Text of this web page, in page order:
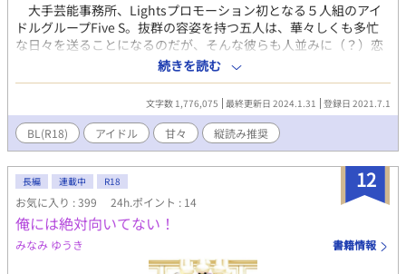
大手芸能事務所、Lightsプロモーション初となる５人組のアイ
ドルグループFive S。抜群の容姿を持つ五人は、華々しくも多忙
な日々を送ることになるのだが、そんな彼らも人並みに（？）恋
はする。 優しくメンバー想いのリーダー蘇芳司。頼れる最年長
の八神陽平。美少年？ 美少女？ とにかく誰もが認める可愛ら
しさを誇る如月悠那。圧倒的歌唱力を待つ、知的クールな結城
律。グループの癒しキャラ？ 壊滅的な料理音痴でもある橘海。
五人の恋の行方はそれぞれ如何に……⁈ それぞれにスポット
を当てながら、コメディータッチで進んでいくボーイズラブスト
ーリー。
続きを読む
文字数 1,776,075 最終更新日 2024.1.31 登録日 2021.7.1
BL(R18) アイドル 甘々 縦読み推奨
12
長編 連載中 R18
お気に入り : 399 24h.ポイント : 14
俺には絶対向いてない！
みなみ ゆうき 書籍情報